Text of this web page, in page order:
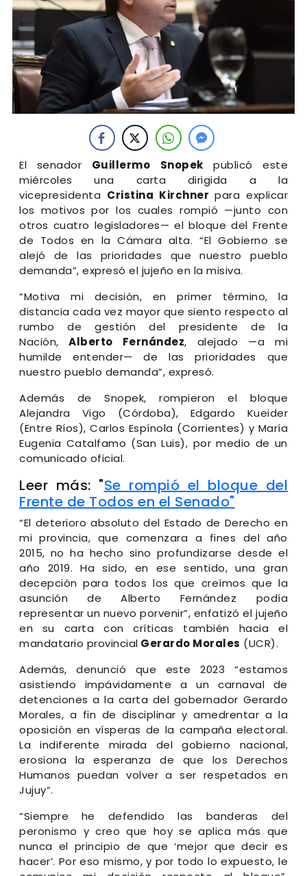
El senador Guillermo Snopek publicó este
miércoles una carta dirigida a la
vicepresidenta Cristina Kirchner para explicar
los motivos por los cuales rompió —junto con
otros cuatro legisladores— el bloque del Frente
de Todos en la Cámara alta. “El Gobierno se
alejó de las prioridades que nuestro pueblo
demanda”, expresó el jujeño en la misiva.
“Motiva mi decisión, en primer término, la
distancia cada vez mayor que siento respecto al
rumbo de gestión del presidente de la
Nación,Alberto Fernández, alejado —a mi
humilde entender— de las prioridades que
nuestro pueblo demanda”, expresó.
Además de Snopek, rompieron el bloque
Alejandra Vigo (Córdoba), Edgardo Kueider
(Entre Ríos), Carlos Espínola (Corrientes) y María
Eugenia Catalfamo (San Luis), por medio de un
comunicado oficial.
Leer más: "Se rompió el bloque del
Frente de Todos en el Senado"
“El deterioro absoluto del Estado de Derecho en
mi provincia, que comenzara a fines del año
2015, no ha hecho sino profundizarse desde el
año 2019. Ha sido, en ese sentido, una gran
decepción para todos los que creímos que la
asunción de Alberto Fernández podía
representar un nuevo porvenir”, enfatizó el jujeño
en su carta con críticas también hacia el
mandatario provincial Gerardo Morales (UCR).
Además, denunció que este 2023 “estamos
asistiendo impávidamente a un carnaval de
detenciones a la carta del gobernador Gerardo
Morales, a fin de disciplinar y amedrentar a la
oposición en vísperas de la campaña electoral.
La indiferente mirada del gobierno nacional,
erosiona la esperanza de que los Derechos
Humanos puedan volver a ser respetados en
Jujuy”.
“Siempre he defendido las banderas del
peronismo y creo que hoy se aplica más que
nunca el principio de que ‘mejor que decir es
hacer’. Por eso mismo, y por todo lo expuesto, le